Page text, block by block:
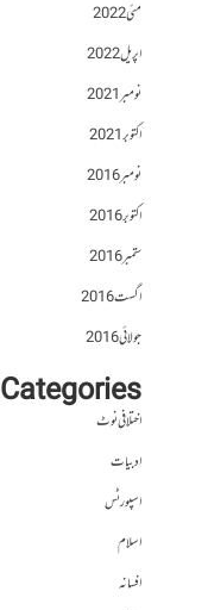
مئی 2022
اپریل 2022
نومبر 2021
اکتوبر 2021
نومبر 2016
اکتوبر 2016
ستمبر 2016
اگست 2016
جولائی 2016
Categories
اختلافی نوٹ
ادبیات
اسپورٹس
اسلام
افسانہ